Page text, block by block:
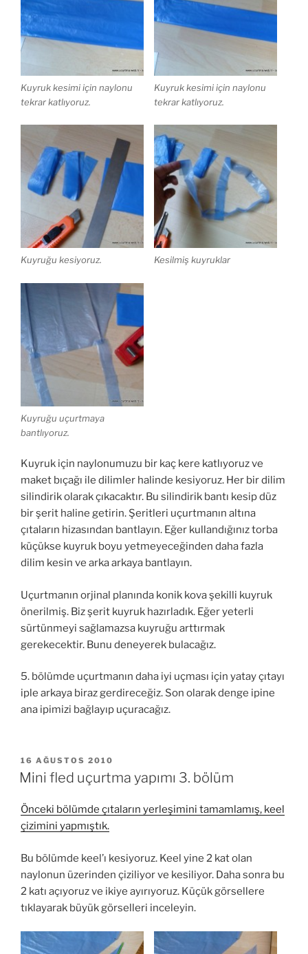
Kuyruk kesimi için naylonu
tekrar katlıyoruz.
Kuyruk kesimi için naylonu
tekrar katlıyoruz.
Kuyruğu kesiyoruz. Kesilmiş kuyruklar
Kuyruğu uçurtmaya
bantlıyoruz.
Kuyruk için naylonumuzu bir kaç kere katlıyoruz ve
maket bıçağı ile dilimler halinde kesiyoruz. Her bir dilim
silindirik olarak çıkacaktır. Bu silindirik bantı kesip düz
bir şerit haline getirin. Şeritleri uçurtmanın altına
çıtaların hizasından bantlayın. Eğer kullandığınız torba
küçükse kuyruk boyu yetmeyeceğinden daha fazla
dilim kesin ve arka arkaya bantlayın.
Uçurtmanın orjinal planında konik kova şekilli kuyruk
önerilmiş. Biz şerit kuyruk hazırladık. Eğer yeterli
sürtünmeyi sağlamazsa kuyruğu arttırmak
gerekecektir. Bunu deneyerek bulacağız.
5. bölümde uçurtmanın daha iyi uçması için yatay çıtayı
iple arkaya biraz gerdireceğiz. Son olarak denge ipine
ana ipimizi bağlayıp uçuracağız.
YAYIM
TARIHI
16 AĞUSTOS 2010
Mini fled uçurtma yapımı 3. bölüm
Önceki bölümde çıtaların yerleşimini tamamlamış, keel
çizimini yapmıştık.
Bu bölümde keel’ı kesiyoruz. Keel yine 2 kat olan
naylonun üzerinden çiziliyor ve kesiliyor. Daha sonra bu
2 katı açıyoruz ve ikiye ayırıyoruz. Küçük görsellere
tıklayarak büyük görselleri inceleyin.